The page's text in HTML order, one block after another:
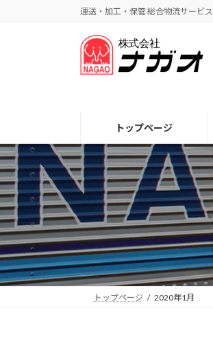
プ
動
運送・加工・保管 総合物流サービス
トップページ
トップページ 2020年1月